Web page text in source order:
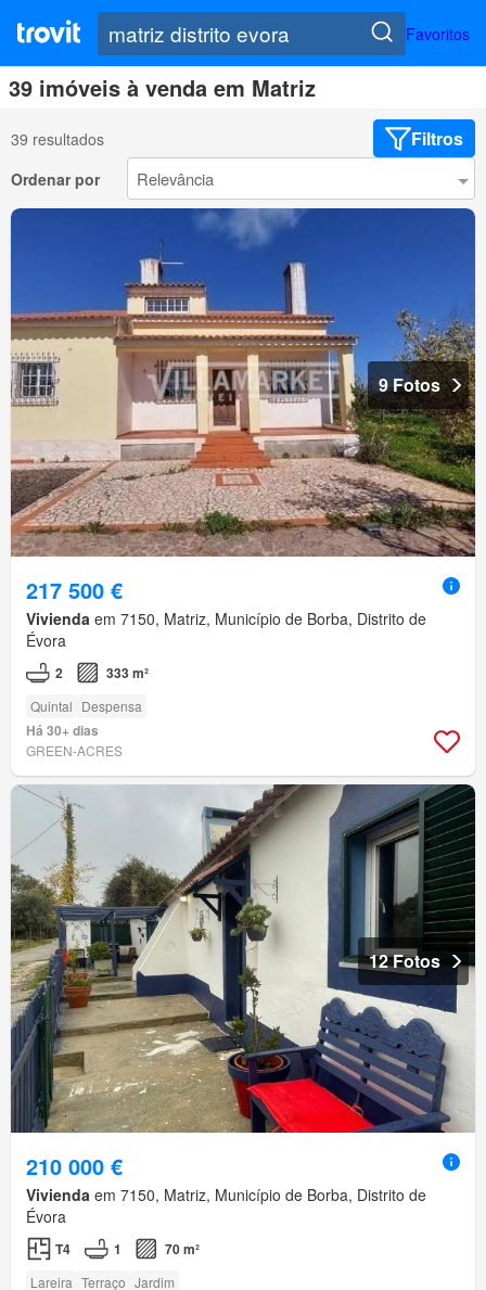
Favoritos
39 imóveis à venda em Matriz
39 resultados Filtros
Ordenar por
9 Fotos
217 500 €
Vivienda em 7150, Matriz, Município de Borba, Distrito de
Évora
2 333 m²
Quintal Despensa
Há 30+ dias
GREEN-ACRES
12 Fotos
210 000 €
Vivienda em 7150, Matriz, Município de Borba, Distrito de
Évora
T4 1 70 m²
Lareira Terraço Jardim